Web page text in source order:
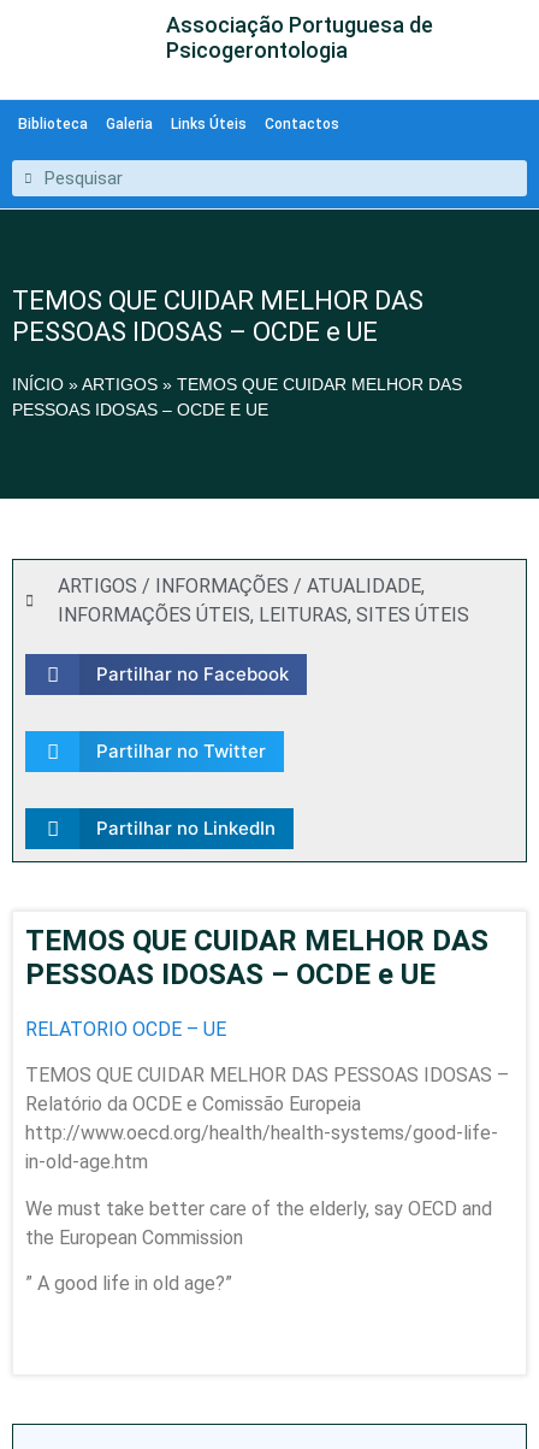
Associação Portuguesa de
Psicogerontologia
Biblioteca Galeria Links Úteis Contactos
TEMOS QUE CUIDAR MELHOR DAS
PESSOAS IDOSAS – OCDE e UE
INÍCIO »ARTIGOS » TEMOS QUE CUIDAR MELHOR DAS
PESSOAS IDOSAS – OCDE E UE
ARTIGOS / INFORMAÇÕES / ATUALIDADE,
INFORMAÇÕES ÚTEIS, LEITURAS, SITES ÚTEIS
Partilhar no Facebook
Partilhar no Twitter
Partilhar no LinkedIn
TEMOS QUE CUIDAR MELHOR DAS
PESSOAS IDOSAS – OCDE e UE
RELATORIO OCDE – UE
TEMOS QUE CUIDAR MELHOR DAS PESSOAS IDOSAS –
Relatório da OCDE e Comissão Europeia
http://www.oecd.org/health/health-systems/good-life-
in-old-age.htm
We must take better care of the elderly, say OECD and
the European Commission
” A good life in old age?”